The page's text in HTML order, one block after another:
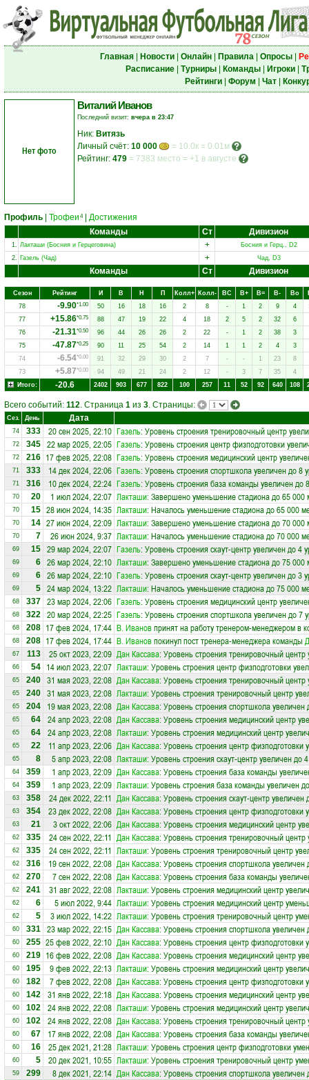
Главная| Новости| Онлайн| Правила| Опросы|
Расписание| Турниры| Команды| Игроки|
Рейтинги| Форум Чат|
Нет фото
Виталий Иванов
Последний визит: вчера в 23:47
Ник: Витязь
Личный счёт: 10 000
= 10.0к = 0.01м
Рейтинг: 479 = 7383 место = +1 в августе
Профиль Трофеи 4| Достижения
Команды
Ст Дивизион
1. Лакташи (Босния и Герцеговина) +
Босния и Герц., D2
2. Газель (Чад) + Чад, D3
Команды Ст Дивизион
Сезон Рейтинг И В Н П Колл+ Колл- ВC В+ В= В- Вo
78
-9.90*1.00 50 16 18 16 2 8 - 1 2 9 4
77
+15.86*0.75 88 47 19 22 4 18 2 5 2 32
6
76
-21.31*0.50 96 44 26 26 2 22 - 1 2 38
3
75
-47.87*0.25 90 11 25 54 2 14 1 1 2 4 3
74
-6.54*0.00 91 32 29 30 2 7 - - 1 23 8
73
+5.87*0.00 94 49 21 24 2 12 - 3 7 35
4
Итого:
-20.6 2402 903 677 822 100 257 11 52 92 640 108
Всего событий: 112. Страница 1 из 3. Страницы:
Сез. День Дата
74 333 20 сен 2025, 22:10 Газель: Уровень строения тренировочный центр
72 345 22 мар 2025, 22:05 Газель: Уровень строения центр физподготовки
72 216 17 фев 2025, 22:08 Газель: Уровень строения медицинский центр
71 333 14 дек 2024, 22:06 Газель: Уровень строения спортшкола увеличен до 8
71 316 10 дек 2024, 22:24 Газель: Уровень строения база команды увеличен до
70 20 1 июл 2024, 22:07 Лакташи: Завершено уменьшение стадиона до 65 000
70 15 28 июн 2024, 14:35 Лакташи: Началось уменьшение стадиона до 65 000
70 14 27 июн 2024, 22:09 Лакташи: Завершено уменьшение стадиона до 70 000
70 7 26 июн 2024, 9:37 Лакташи: Началось уменьшение стадиона до 70 000
69 15 29 мар 2024, 22:07 Газель: Уровень строения скаут-центр увеличен до 4
69 6 26 мар 2024, 22:10 Лакташи: Завершено уменьшение стадиона до 75 000
69 6 26 мар 2024, 22:10 Газель: Уровень строения скаут-центр увеличен до 3
69 5 24 мар 2024, 13:22 Лакташи: Началось уменьшение стадиона до 75 000
68 337 23 мар 2024, 22:06 Газель: Уровень строения медицинский центр
68 322 20 мар 2024, 22:25 Газель: Уровень строения спортшкола увеличен до 7
68 208 17 фев 2024, 17:44 В. Ивановпринят на работу тренером-менеджером в
68 208 17 фев 2024, 17:44 В. Ивановпокинул пост тренера-менеджера команды
67 113 25 окт 2023, 22:09 Дан Кассава: Уровень строения тренировочный центр
66 54 14 июл 2023, 22:07 Лакташи: Уровень строения центр физподготовки
65 240 31 мая 2023, 22:08 Дан Кассава: Уровень строения тренировочный центр
65 240 31 мая 2023, 22:08 Лакташи: Уровень строения тренировочный центр
65 204 19 мая 2023, 22:08 Дан Кассава: Уровень строения спортшкола увеличен
65 64 24 апр 2023, 22:08 Дан Кассава: Уровень строения медицинский центр
65 64 24 апр 2023, 22:08 Лакташи: Уровень строения медицинский центр
65 22 11 апр 2023, 22:06 Дан Кассава: Уровень строения центр физподготовки
65 8 5 апр 2023, 22:08 Лакташи: Уровень строения скаут-центр увеличен до
64 359 1 апр 2023, 22:09 Дан Кассава: Уровень строения база команды
64 359 1 апр 2023, 22:09 Лакташи: Уровень строения база команды увеличен
63 358 24 дек 2022, 22:11 Дан Кассава: Уровень строения скаут-центр увеличен
63 354 23 дек 2022, 22:08 Дан Кассава: Уровень строения центр физподготовки
63 21 3 окт 2022, 22:06 Дан Кассава: Уровень строения медицинский центр
62 335 24 сен 2022, 22:11 Дан Кассава: Уровень строения тренировочный центр
62 335 24 сен 2022, 22:11 Лакташи: Уровень строения тренировочный центр
62 316 19 сен 2022, 22:08 Дан Кассава: Уровень строения спортшкола увеличен
62 270 7 сен 2022, 22:08 Дан Кассава: Уровень строения база команды
62 241 31 авг 2022, 22:08 Лакташи: Уровень строения медицинский центр
62 6 5 июл 2022, 9:44 Лакташи: Уровень строения медицинский центр
62 5 3 июл 2022, 14:22 Лакташи: Уровень строения тренировочный центр
60 331 23 мар 2022, 22:15 Дан Кассава: Уровень строения спортшкола увеличен
60 255 25 фев 2022, 22:10 Дан Кассава: Уровень строения центр физподготовки
60 219 16 фев 2022, 22:08 Дан Кассава: Уровень строения медицинский центр
60 195 9 фев 2022, 22:13 Лакташи: Уровень строения медицинский центр
60 182 7 фев 2022, 22:08 Дан Кассава: Уровень строения центр физподготовки
60 142 31 янв 2022, 22:18 Дан Кассава: Уровень строения медицинский центр
60 102 24 янв 2022, 22:08 Лакташи: Уровень строения медицинский центр
60 102 24 янв 2022, 22:08 Дан Кассава: Уровень строения тренировочный центр
60 67 17 янв 2022, 22:08 Дан Кассава: Уровень строения база команды
60 16 25 дек 2021, 21:28 Лакташи: Уровень строения центр физподготовки
60 5 20 дек 2021, 10:55 Лакташи: Уровень строения тренировочный центр
59 299 8 дек 2021, 22:14 Дан Кассава: Уровень строения спортшкола увеличен